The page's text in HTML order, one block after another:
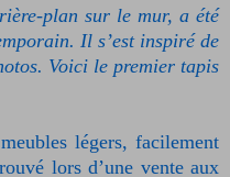
plan sur le mur, a été
Il s’est inspiré de
Voici le premier tapis
légers, facilement
lors d’une vente aux